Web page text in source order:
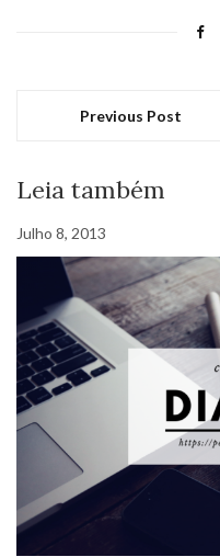
Previous Post
Leia também
Julho 8, 2013